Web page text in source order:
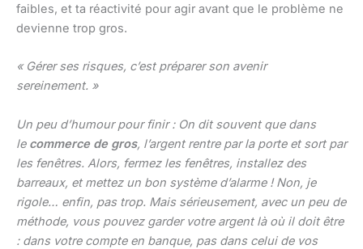
faibles, et ta réactivité pour agir avant que le problème ne
devienne trop gros.
« Gérer ses risques, c’est préparer son avenir
sereinement. »
Un peu d’humour pour finir : On dit souvent que dans
le commerce de gros, l’argent rentre par la porte et sort par
les fenêtres. Alors, fermez les fenêtres, installez des
barreaux, et mettez un bon système d’alarme ! Non, je
rigole… enfin, pas trop. Mais sérieusement, avec un peu de
méthode, vous pouvez garder votre argent là où il doit être
: dans votre compte en banque, pas dans celui de vos